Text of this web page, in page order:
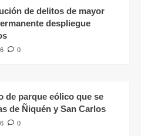
de delitos de mayor
despliegue
0
de parque eólico que se
de Ñiquén y San Carlos
0